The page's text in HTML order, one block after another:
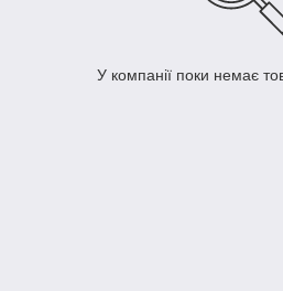
У компанії поки немає